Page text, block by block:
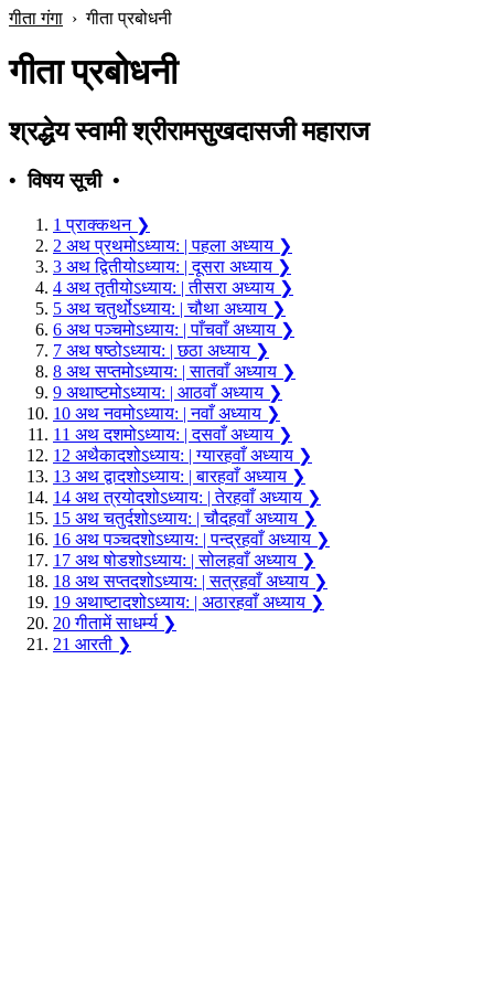
गीता गंगा ›गीता प्रबोधनी
गीता प्रबोधनी
श्रद्धेय स्वामी श्रीरामसुखदासजी महाराज
• विषय सूची •
1 प्राक्कथन ❯
2 अथ प्रथमोऽध्याय: | पहला अध्याय ❯
3 अथ द्वितीयोऽध्याय: | दूसरा अध्याय ❯
4 अथ तृतीयोऽध्याय: | तीसरा अध्याय ❯
5 अथ चतुर्थोऽध्याय: | चौथा अध्याय ❯
6 अथ पञ्चमोऽध्याय: | पाँचवाँ अध्याय ❯
7 अथ षष्ठोऽध्याय: | छठा अध्याय ❯
8 अथ सप्तमोऽध्याय: | सातवाँ अध्याय ❯
9 अथाष्टमोऽध्याय: | आठवाँ अध्याय ❯
10 अथ नवमोऽध्याय: | नवाँ अध्याय ❯
11 अथ दशमोऽध्याय: | दसवाँ अध्याय ❯
12 अथैकादशोऽध्याय: | ग्यारहवाँ अध्याय ❯
13 अथ द्वादशोऽध्याय: | बारहवाँ अध्याय ❯
14 अथ त्रयोदशोऽध्याय: | तेरहवाँ अध्याय ❯
15 अथ चतुर्दशोऽध्याय: | चौदहवाँ अध्याय ❯
16 अथ पञ्चदशोऽध्याय: | पन्द्रहवाँ अध्याय ❯
17 अथ षोडशोऽध्याय: | सोलहवाँ अध्याय ❯
18 अथ सप्तदशोऽध्याय: | सत्रहवाँ अध्याय ❯
19 अथाष्टादशोऽध्याय: | अठारहवाँ अध्याय ❯
20 गीतामें साधर्म्य ❯
21 आरती ❯